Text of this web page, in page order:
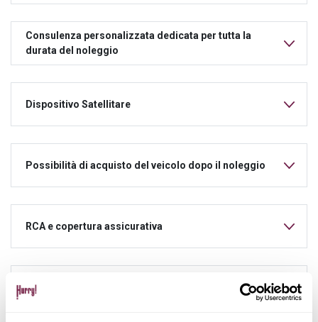
Consulenza personalizzata dedicata per tutta la
durata del noleggio
Dispositivo Satellitare
Possibilità di acquisto del veicolo dopo il noleggio
RCA e copertura assicurativa
Manutenzione ordinaria e straordinaria